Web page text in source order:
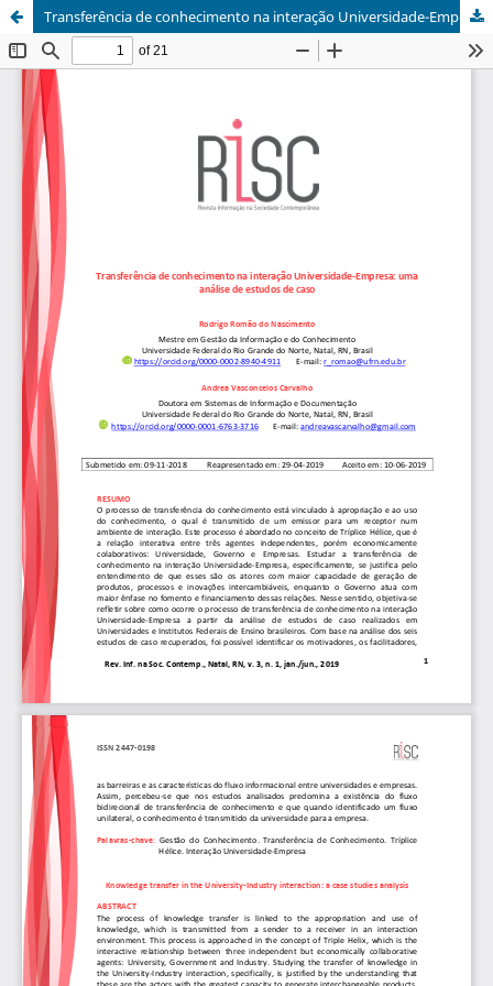
Transferência de conhecimento na interação Universidade-Empresa: